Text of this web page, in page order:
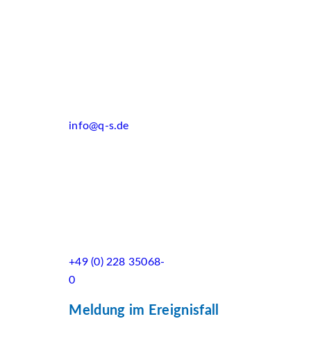
info@q-s.de
+49 (0) 228 35068-
0
Meldung im Ereignisfall